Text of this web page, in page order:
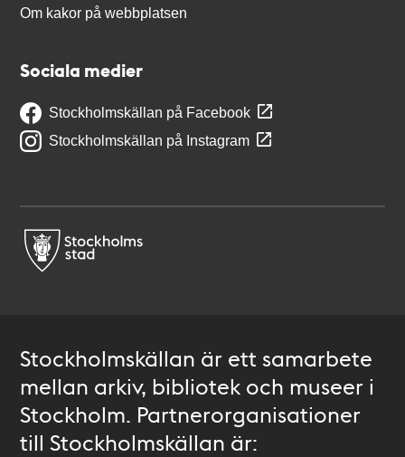
Om kakor på webbplatsen
Sociala medier
Stockholmskällan på Facebook
Stockholmskällan på Instagram
Stockholmskällan är ett samarbete
mellan arkiv, bibliotek och museer i
Stockholm. Partnerorganisationer
till Stockholmskällan är: